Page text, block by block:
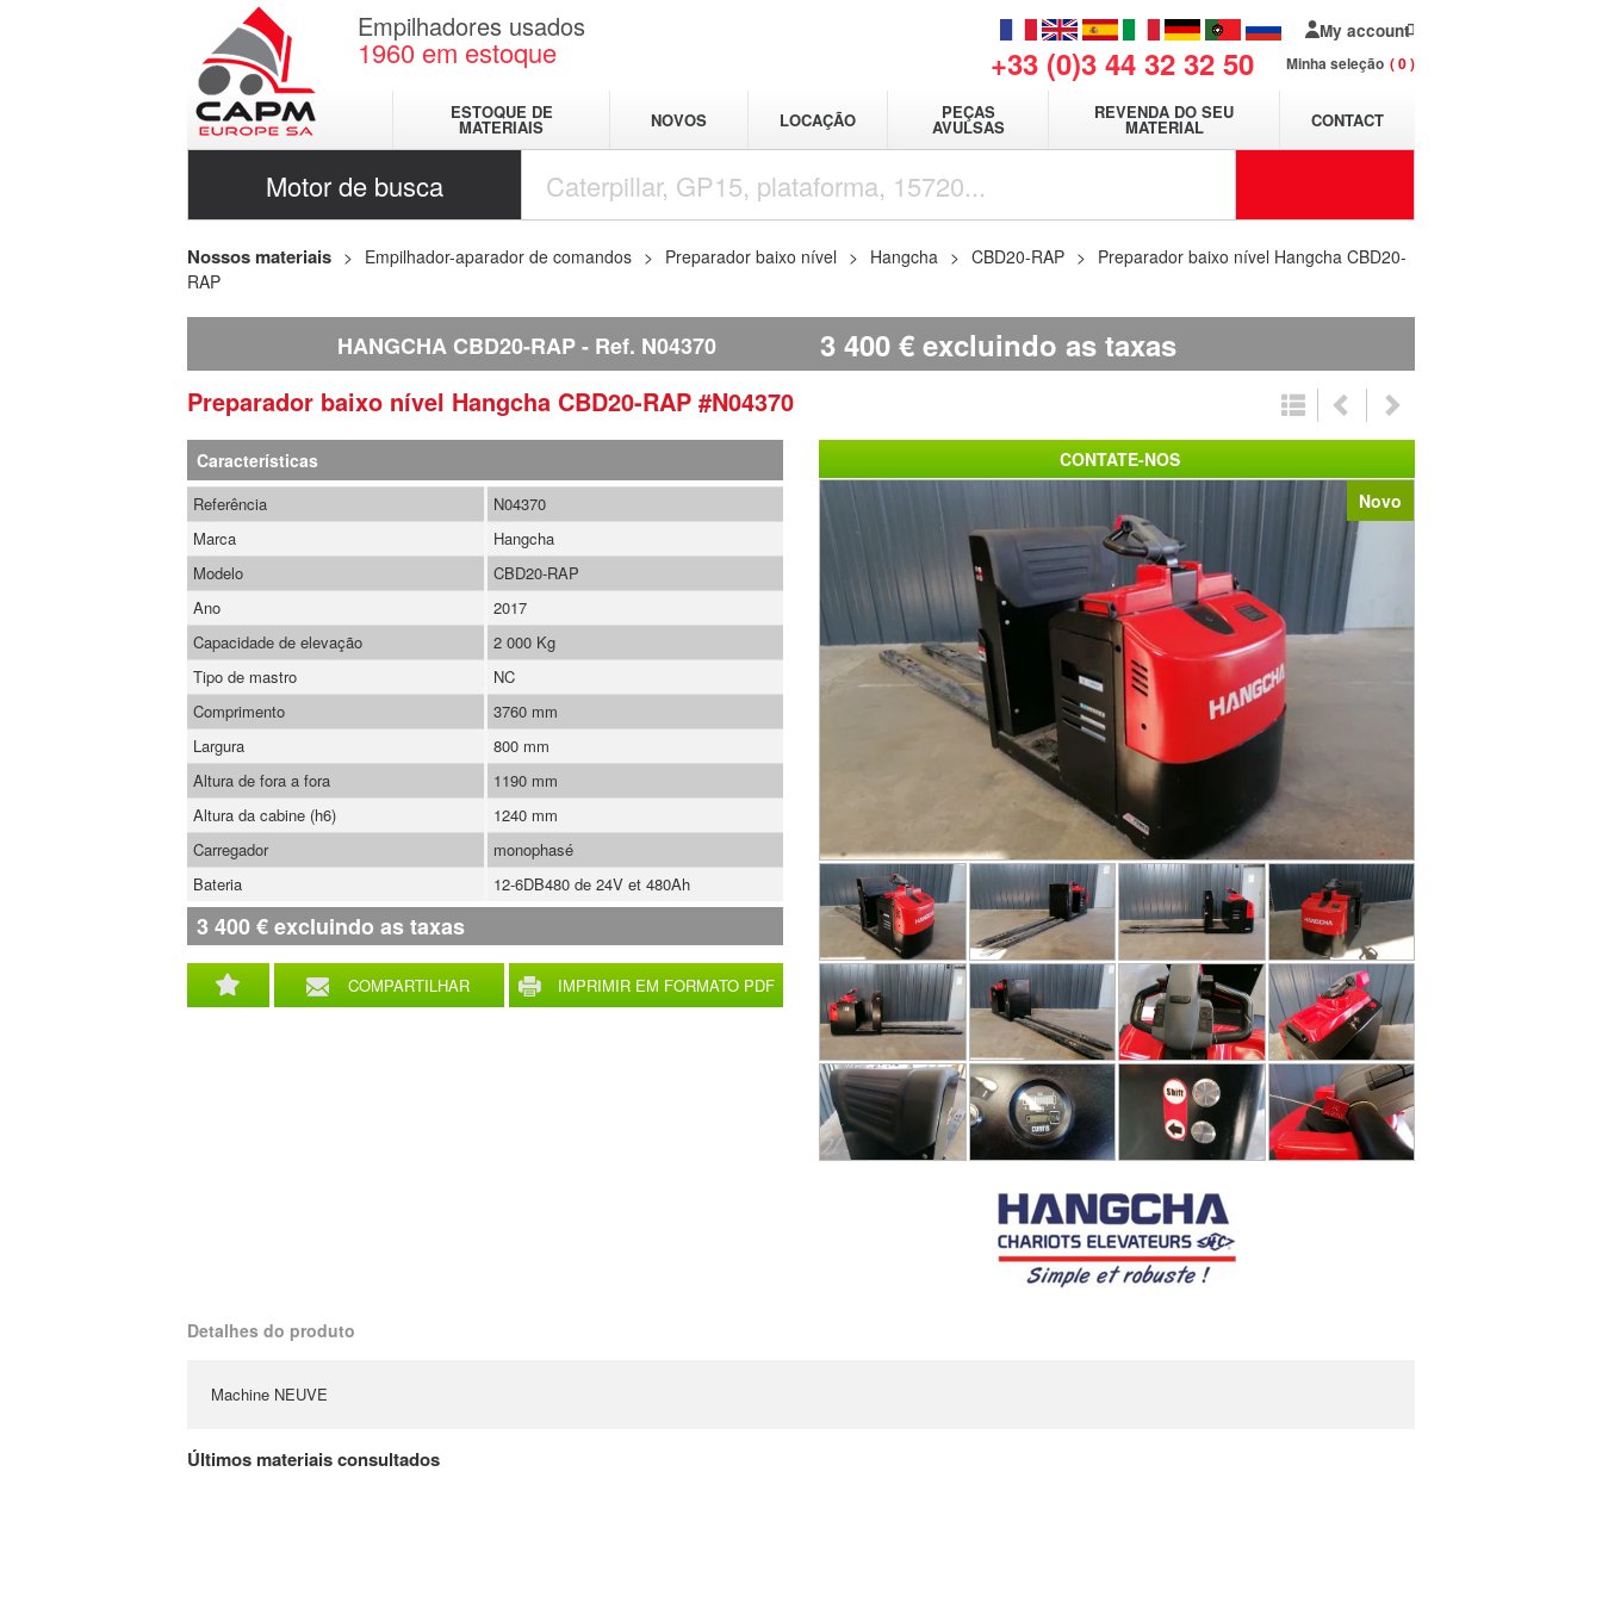
Empilhadores usados
1960 em estoque +33 (0)3 44 32 32 50
My account
Minha seleção 0
ESTOQUE DE
MATERIAIS NOVOS LOCAÇÃO PEÇAS
AVULSAS
REVENDA DO SEU
MATERIAL CONTACT
Motor de busca
Nossos materiais Empilhador-aparador de comandos Preparador baixo nível Hangcha CBD20-RAP
Preparador baixo nível Hangcha CBD20-
RAP
HANGCHA CBD20-RAP Ref. N04370 3 400 € excluindo as taxas
Preparador baixo nível Hangcha CBD20-RAP #N04370
Novo
Características
COMPARTILHAR IMPRIMIR EM FORMATO PDF
Referência
N04370
Marca
Hangcha
Modelo
CBD20-RAP
Ano
2017
Capacidade de elevação
2 000 Kg
Tipo de mastro
NC
Comprimento
3760 mm
Largura
800 mm
Altura de fora a fora
1190 mm
Altura da cabine (h6)
1240 mm
Carregador
monophasé
Bateria
12-6DB480 de 24V et 480Ah
3 400€excluindo as taxas
Detalhes do produto
Machine NEUVE
CONTATE-NOS
Últimos materiais consultados